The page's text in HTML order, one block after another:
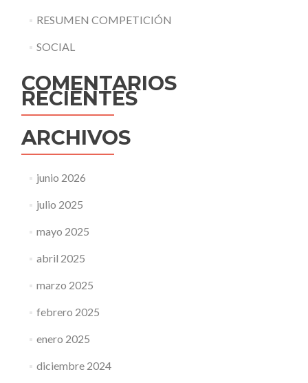
RESUMEN COMPETICIÓN
SOCIAL
COMENTARIOS
RECIENTES
ARCHIVOS
junio 2026
julio 2025
mayo 2025
abril 2025
marzo 2025
febrero 2025
enero 2025
diciembre 2024